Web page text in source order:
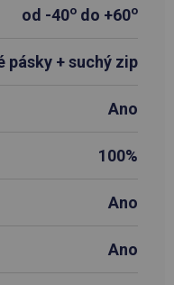
od -40o do +60o
pásky + suchý zip
Ano
100%
Ano
Ano